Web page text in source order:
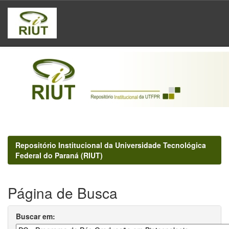
Skip
navigation
Repositório Institucional da Universidade Tecnológica
Federal do Paraná (RIUT)
Página de Busca
Buscar em: